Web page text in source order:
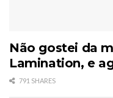
Não gostei da
Lamination, e
791 SHARES